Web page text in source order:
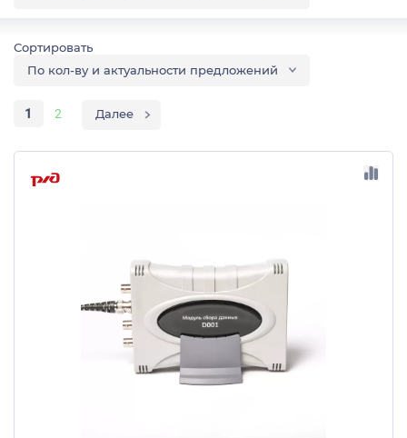
По кол-ву и актуальности предложений
1 2